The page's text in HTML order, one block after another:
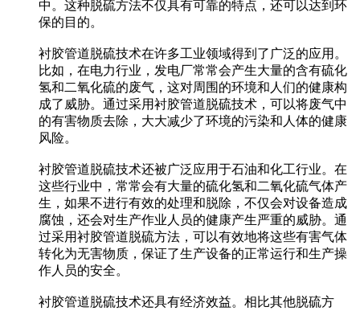
中。这种脱硫方法不仅具有可靠的特点，还可以达到环
保的目的。
衬胶管道脱硫技术在许多工业领域得到了广泛的应用。
比如，在电力行业，发电厂常常会产生大量的含有硫化
氢和二氧化硫的废气，这对周围的环境和人们的健康构
成了威胁。通过采用衬胶管道脱硫技术，可以将废气中
的有害物质去除，大大减少了环境的污染和人体的健康
风险。
衬胶管道脱硫技术还被广泛应用于石油和化工行业。在
这些行业中，常常会有大量的硫化氢和二氧化硫气体产
生，如果不进行有效的处理和脱除，不仅会对设备造成
腐蚀，还会对生产作业人员的健康产生严重的威胁。通
过采用衬胶管道脱硫方法，可以有效地将这些有害气体
转化为无害物质，保证了生产设备的正常运行和生产操
作人员的安全。
衬胶管道脱硫技术还具有经济效益。相比其他脱硫方